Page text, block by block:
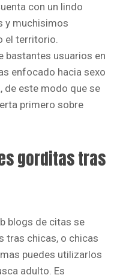
con un lindo
y muchisimos
el territorio.
bastantes usuarios en
enfocado hacia sexo
de este modo que se
primero sobre
gorditas tras
blogs de citas se
tras chicas, o chicas
puedes utilizarlos
adulto. Es